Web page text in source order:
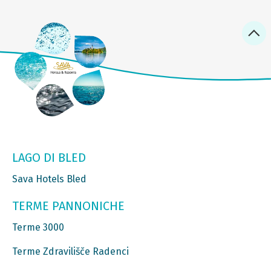
LAGO DI BLED
Sava Hotels Bled
TERME PANNONICHE
Terme 3000
Terme Zdravilišče Radenci